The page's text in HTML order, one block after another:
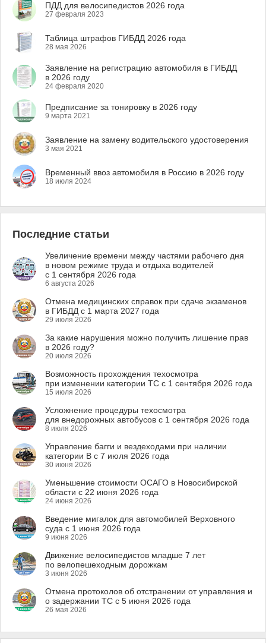
ПДД для велосипедистов 2026 года
27 февраля 2023
Таблица штрафов ГИБДД 2026 года
28 мая 2026
Заявление на регистрацию автомобиля в ГИБДД
в 2026 году
24 февраля 2020
Предписание за тонировку в 2026 году
9 марта 2021
Заявление на замену водительского удостоверения
3 мая 2021
Временный ввоз автомобиля в Россию в 2026 году
18 июля 2024
Последние статьи
Увеличение времени между частями рабочего дня
в новом режиме труда и отдыха водителей
с 1 сентября 2026 года
6 августа 2026
Отмена медицинских справок при сдаче экзаменов
в ГИБДД с 1 марта 2027 года
29 июля 2026
За какие нарушения можно получить лишение прав
в 2026 году?
20 июля 2026
Возможность прохождения техосмотра
при изменении категории ТС с 1 сентября 2026 года
15 июля 2026
Усложнение процедуры техосмотра
для внедорожных автобусов с 1 сентября 2026 года
8 июля 2026
Управление багги и вездеходами при наличии
категории B с 7 июля 2026 года
30 июня 2026
Уменьшение стоимости ОСАГО в Новосибирской
области с 22 июня 2026 года
24 июня 2026
Введение мигалок для автомобилей Верховного
суда с 1 июня 2026 года
9 июня 2026
Движение велосипедистов младше 7 лет
по велопешеходным дорожкам
3 июня 2026
Отмена протоколов об отстранении от управления и
о задержании ТС с 5 июня 2026 года
26 мая 2026